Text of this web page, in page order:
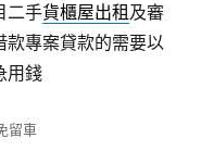
二手貨櫃屋出租 及審
款專案貸款的需要以
用錢
留車